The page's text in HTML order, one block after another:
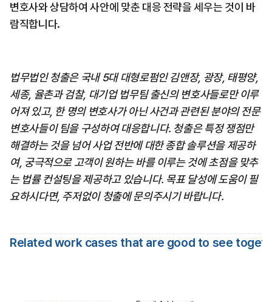
변호사와 상담하여 사안에 맞춘 대응 전략을 세우는 것이 바
람직합니다.
법무법인 청출은 국내 5대 대형로펌인 김앤장, 광장, 태평양,
세종, 율촌과 검찰, 대기업 법무팀 출신의 변호사들로만 이루
어져 있고, 한 명의 변호사가 아닌 사건과 관련된 분야의 전문
변호사들이 팀을 구성하여 대응합니다. 청출은 특정 쟁점만
해결하는 것을 넘어 사업 전반에 대한 종합 솔루션을 제공하
여, 궁극적으로 고객이 원하는 바를 이루는 것에 초점을 맞추
는 법률 컨설팅을 제공하고 있습니다. 목표 달성에 도움이 필
요하시다면, 주저없이 청출에 문의주시기 바랍니다.
Related work cases that are good to see